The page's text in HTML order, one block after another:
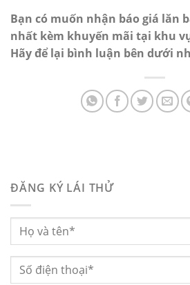
Bạn có muốn nhận báo giá lăn
nhất kèm khuyến mãi tại khu
Hãy để lại bình luận bên dưới
ĐĂNG KÝ LÁI THỬ